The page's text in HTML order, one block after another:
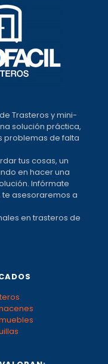
Trasteros y mini-
solución práctica,
problemas de falta
tus cosas, un
en hacer una
Infórmate
te asesoraremos a
en trasteros de